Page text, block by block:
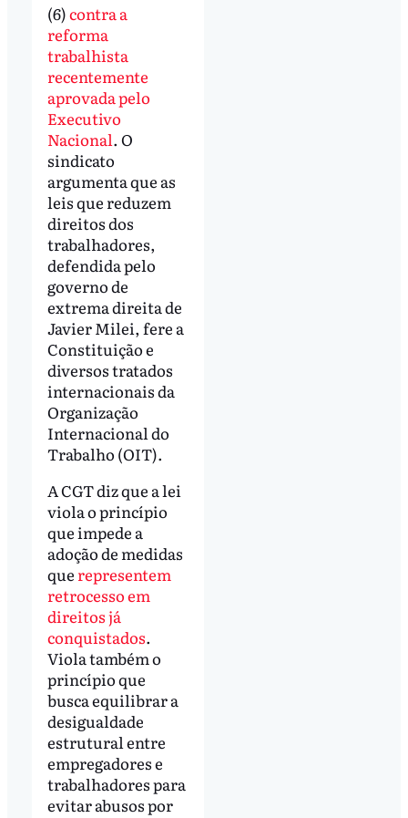
(6)contra a
reforma
trabalhista
recentemente
aprovada pelo
Executivo
Nacional. O
sindicato
argumenta que as
leis que reduzem
direitos dos
trabalhadores,
defendida pelo
governo de
extrema direita de
Javier Milei, fere a
Constituição e
diversos tratados
internacionais da
Organização
Internacional do
Trabalho (OIT).
A CGT diz que a lei
viola o princípio
que impede a
adoção de medidas
que representem
retrocesso em
direitos já
conquistados.
Viola também o
princípio que
busca equilibrar a
desigualdade
estrutural entre
empregadores e
trabalhadores para
evitar abusos por